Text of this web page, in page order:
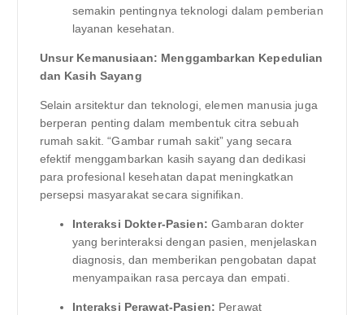
semakin pentingnya teknologi dalam pemberian
layanan kesehatan.
Unsur Kemanusiaan: Menggambarkan Kepedulian
dan Kasih Sayang
Selain arsitektur dan teknologi, elemen manusia juga
berperan penting dalam membentuk citra sebuah
rumah sakit. “Gambar rumah sakit” yang secara
efektif menggambarkan kasih sayang dan dedikasi
para profesional kesehatan dapat meningkatkan
persepsi masyarakat secara signifikan.
Interaksi Dokter-Pasien: Gambaran dokter
yang berinteraksi dengan pasien, menjelaskan
diagnosis, dan memberikan pengobatan dapat
menyampaikan rasa percaya dan empati.
Interaksi Perawat-Pasien: Perawat